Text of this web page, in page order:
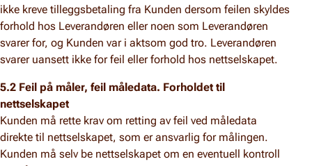
ikke kreve tilleggsbetaling fra Kunden dersom feilen skyldes
forhold hos Leverandøren eller noen som Leverandøren
svarer for, og Kunden var i aktsom god tro. Leverandøren
svarer uansett ikke for feil eller forhold hos nettselskapet.
5.2 Feil på måler, feil måledata. Forholdet til
nettselskapet
Kunden må rette krav om retting av feil ved måledata
direkte til nettselskapet, som er ansvarlig for målingen.
Kunden må selv be nettselskapet om en eventuell kontroll